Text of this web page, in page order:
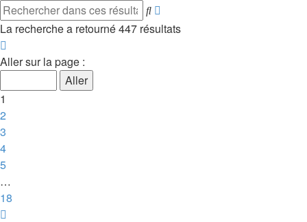
Rechercher
avancée
La recherche a retourné 447 résultats
1
18
Aller sur la page :
1
2
3
4
5
…
18